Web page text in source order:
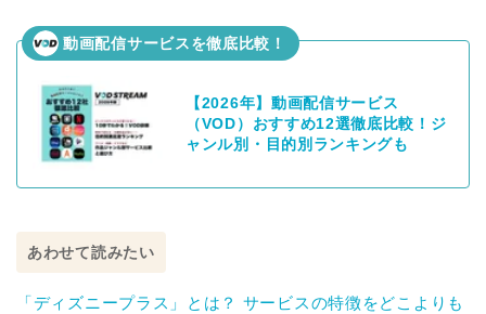
動画配信サービスを徹底比較！
【2026年】動画配信サービス
（VOD）おすすめ12選徹底比較！ジ
ャンル別・目的別ランキングも
あわせて読みたい
「ディズニープラス」とは？ サービスの特徴をどこよりも